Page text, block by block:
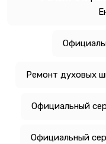
Ремонт духовых
Официальный
Официальный